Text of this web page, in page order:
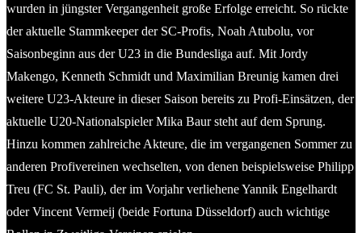
wurden in jüngster Vergangenheit große Erfolge erreicht. So rückte
der aktuelle Stammkeeper der SC-Profis, Noah Atubolu, vor
Saisonbeginn aus der U23 in die Bundesliga auf. Mit Jordy
Makengo, Kenneth Schmidt und Maximilian Breunig kamen drei
weitere U23-Akteure in dieser Saison bereits zu Profi-Einsätzen, der
aktuelle U20-Nationalspieler Mika Baur steht auf dem Sprung.
Hinzu kommen zahlreiche Akteure, die im vergangenen Sommer zu
anderen Profivereinen wechselten, von denen beispielsweise Philipp
Treu (FC St. Pauli), der im Vorjahr verliehene Yannik Engelhardt
oder Vincent Vermeij (beide Fortuna Düsseldorf) auch wichtige